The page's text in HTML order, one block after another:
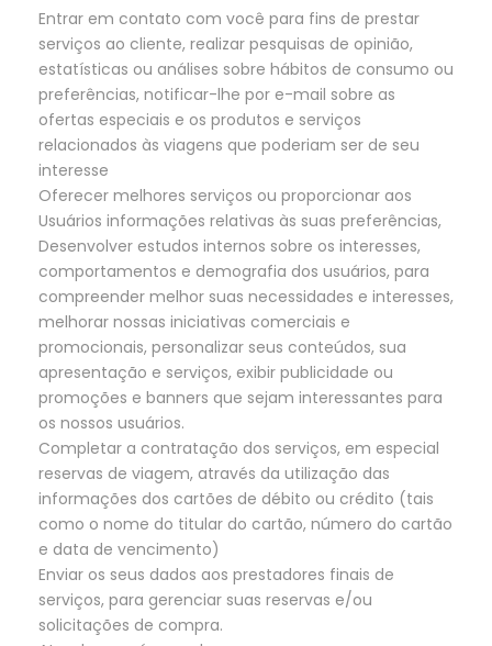
Entrar em contato com você para fins de prestar
serviços ao cliente, realizar pesquisas de opinião,
estatísticas ou análises sobre hábitos de consumo ou
preferências, notificar-lhe por e-mail sobre as
ofertas especiais e os produtos e serviços
relacionados às viagens que poderiam ser de seu
interesse
Oferecer melhores serviços ou proporcionar aos
Usuários informações relativas às suas preferências,
Desenvolver estudos internos sobre os interesses,
comportamentos e demografia dos usuários, para
compreender melhor suas necessidades e interesses,
melhorar nossas iniciativas comerciais e
promocionais, personalizar seus conteúdos, sua
apresentação e serviços, exibir publicidade ou
promoções e banners que sejam interessantes para
os nossos usuários.
Completar a contratação dos serviços, em especial
reservas de viagem, através da utilização das
informações dos cartões de débito ou crédito (tais
como o nome do titular do cartão, número do cartão
e data de vencimento)
Enviar os seus dados aos prestadores finais de
serviços, para gerenciar suas reservas e/ou
solicitações de compra.